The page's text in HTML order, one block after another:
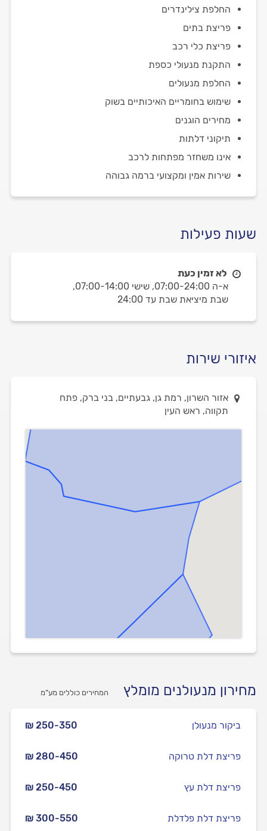
החלפת צילינדרים
פריצת בתים
פריצת כלי רכב
התקנת מנעולי כספת
החלפת מנעולים
שימוש בחומריים האיכותיים בשוק
מחירים הוגנים
תיקוני דלתות
אינו משחזר מפתחות לרכב
שירות אמין ומקצועי ברמה גבוהה
שעות פעילות
לא זמין כעת
א-ה 07:00-24:00,
שישי 07:00-14:00,
שבת מיציאת שבת עד 24:00
איזורי שירות
אזור השרון, רמת גן, גבעתיים, בני ברק, פתח
תקווה, ראש העין
מחירון מנעולנים מומלץ המחירים כוללים מע”מ
₪ 250-350 ביקור מנעולן
₪ 280-450 פריצת דלת טרוקה
₪ 250-450 פריצת דלת עץ
₪ 300-550 פריצת דלת פלדלת